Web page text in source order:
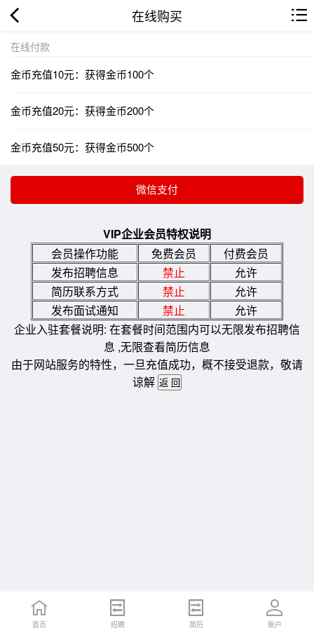
在线购买
在线付款
金币充值10元：获得金币100个
金币充值20元：获得金币200个
金币充值50元：获得金币500个
VIP企业会员特权说明
会员操作功能
免费会员
付费会员
发布招聘信息
禁止
允许
简历联系方式
禁止
允许
发布面试通知
禁止
允许
企业入驻套餐说明: 在套餐时间范围内可以无限发布招聘信
息 ,无限查看简历信息
由于网站服务的特性，一旦充值成功，概不接受退款，敬请
谅解
首页 招聘 简历 账户